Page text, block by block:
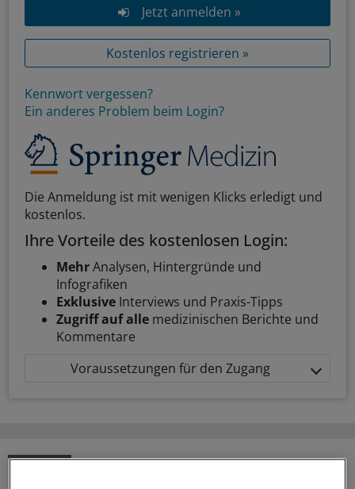
Jetzt anmelden »
Kostenlos registrieren »
Kennwort vergessen?
Ein anderes Problem beim Login?
Die Anmeldung ist mit wenigen Klicks erledigt und
kostenlos.
Ihre Vorteile des kostenlosen Login:
MehrAnalysen, Hintergründe und
Infografiken
Exklusive Interviews und Praxis-Tipps
Zugriff auf alle medizinischen Berichte und
Kommentare
Voraussetzungen für den Zugang